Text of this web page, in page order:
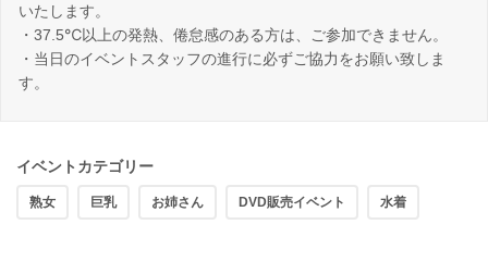
いたします。
・37.5℃以上の発熱、倦怠感のある方は、ご参加できません。
・当日のイベントスタッフの進行に必ずご協力をお願い致しま
す。
イベントカテゴリー
熟女 巨乳 お姉さん DVD販売イベント 水着